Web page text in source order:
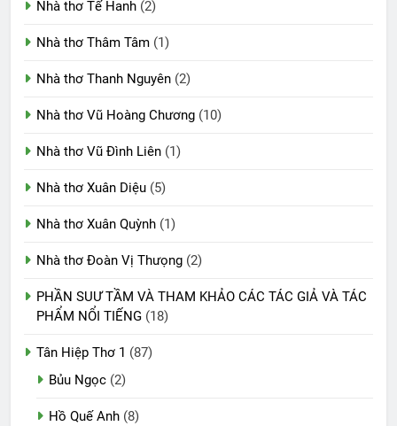
Nhà thơ Tế Hanh (2)
Nhà thơ Thâm Tâm (1)
Nhà thơ Thanh Nguyên (2)
Nhà thơ Vũ Hoàng Chương (10)
Nhà thơ Vũ Đình Liên (1)
Nhà thơ Xuân Diệu (5)
Nhà thơ Xuân Quỳnh (1)
Nhà thơ Đoàn Vị Thưọng (2)
PHẦN SUƯ TẦM VÀ THAM KHẢO CÁC TÁC GIẢ VÀ TÁC
PHẨM NỔI TIẾNG (18)
Tân Hiệp Thơ 1 (87)
Bủu Ngọc (2)
Hồ Quế Anh (8)